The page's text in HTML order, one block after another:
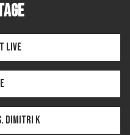
Dimitri K